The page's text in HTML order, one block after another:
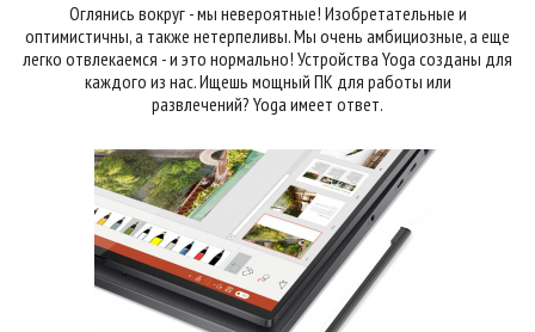
Оглянись вокруг - мы невероятные! Изобретательные и
оптимистичны, а также нетерпеливы. Мы очень амбициозные, а еще
легко отвлекаемся - и это нормально! Устройства Yoga созданы для
каждого из нас. Ищешь мощный ПК для работы или
развлечений? Yoga имеет ответ.